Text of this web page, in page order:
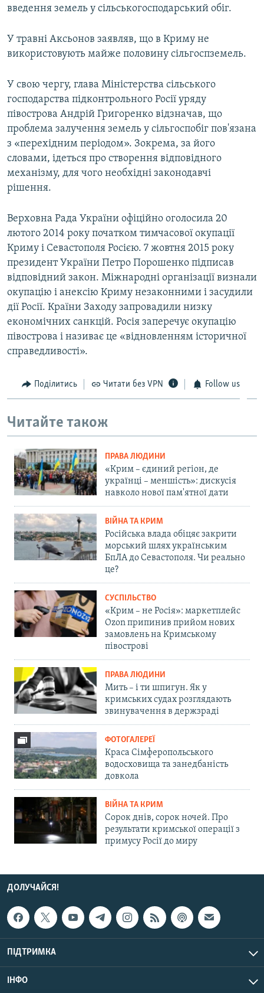
введення земель у сільськогосподарський обіг.
У травні Аксьонов заявляв, що в Криму не
використовують майже половину сільгоспземель.
У свою чергу, глава Міністерства сільського
господарства підконтрольного Росії уряду
півострова Андрій Григоренко відзначав, що
проблема залучення земель у сільгоспобіг пов'язана
з «перехідним періодом». Зокрема, за його
словами, ідеться про створення відповідного
механізму, для чого необхідні законодавчі
рішення.
Верховна Рада України офіційно оголосила 20
лютого 2014 року початком тимчасової окупації
Криму і Севастополя Росією. 7 жовтня 2015 року
президент України Петро Порошенко підписав
відповідний закон. Міжнародні організації визнали
окупацію і анексію Криму незаконними і засудили
дії Росії. Країни Заходу запровадили низку
економічних санкцій. Росія заперечує окупацію
півострова і називає це «відновленням історичної
справедливості».
Поділитись Читати без VPN Follow us
Читайте також
ПРАВА ЛЮДИНИ
«Крим – єдиний регіон, де
українці – меншість»: дискусія
навколо нової пам'ятної дати
ВІЙНА ТА КРИМ
Російська влада обіцяє закрити
морський шлях українським
БпЛА до Севастополя. Чи реально
це?
СУСПІЛЬСТВО
«Крим – не Росія»: маркетплейс
Ozon припинив прийом нових
замовлень на Кримському
півострові
ПРАВА ЛЮДИНИ
Мить – і ти шпигун. Як у
кримських судах розглядають
звинувачення в держзраді
ФОТОГАЛЕРЕЇ
Краса Сімферопольського
водосховища та занедбаність
довкола
ВІЙНА ТА КРИМ
Сорок днів, сорок ночей. Про
результати кримської операції з
примусу Росії до миру
ДОЛУЧАЙСЯ!
ПІДТРИМКА
ІНФО